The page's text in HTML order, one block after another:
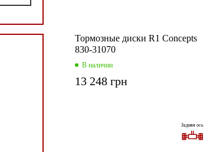
Тормозные диски R1 Concepts
830-31070
В наличии
13 248 грн
Задняя ось